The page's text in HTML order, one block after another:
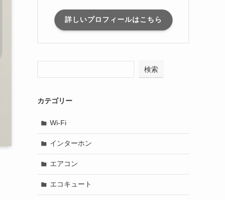
詳しいプロフィールはこちら
検索
カテゴリー
Wi-Fi
インターホン
エアコン
エコキュート